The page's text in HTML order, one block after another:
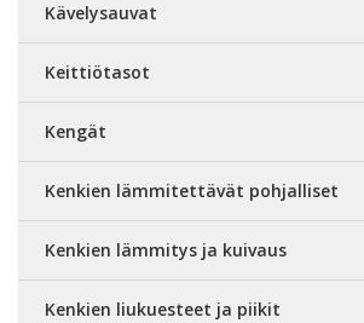
Kävelysauvat
Keittiötasot
Kengät
Kenkien lämmitettävät pohjalliset
Kenkien lämmitys ja kuivaus
Kenkien liukuesteet ja piikit